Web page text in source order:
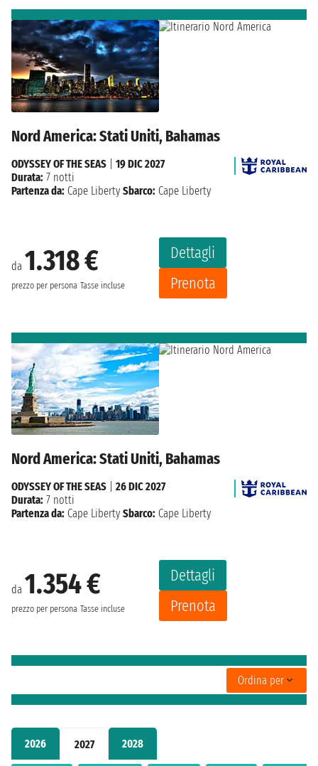
2026 2027 2028
Nord America: Stati Uniti, Bahamas
da 1.318 €
prezzo per persona Tasse incluse
Dettagli
Prenota
ODYSSEY OF THE SEAS
19 DIC 2027
Durata: 7 notti
Partenza da: Cape Liberty Sbarco: Cape Liberty
Nord America: Stati Uniti, Bahamas
da 1.354 €
prezzo per persona Tasse incluse
Dettagli
Prenota
ODYSSEY OF THE SEAS
26 DIC 2027
Durata: 7 notti
Partenza da: Cape Liberty Sbarco: Cape Liberty
Ordina per